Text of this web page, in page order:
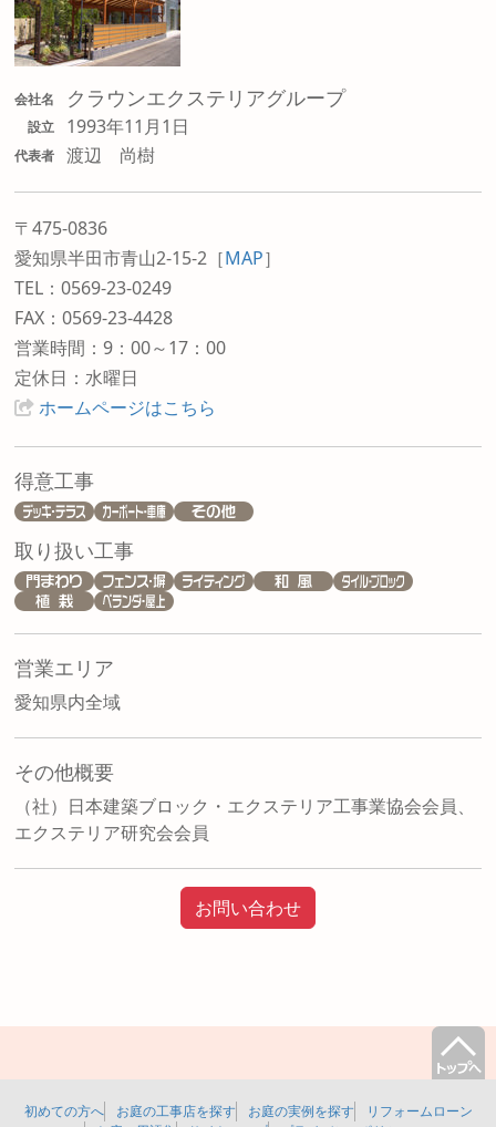
会社名 クラウンエクステリアグループ
設立 1993年11月1日
代表者 渡辺 尚樹
〒475-0836
愛知県半田市青山2-15-2 ［MAP］
TEL：0569-23-0249
FAX：0569-23-4428
営業時間：9：00～17：00
定休日：水曜日
ホームページはこちら
得意工事
取り扱い工事
営業エリア
愛知県内全域
その他概要
（社）日本建築ブロック・エクステリア工事業協会会員、
エクステリア研究会会員
お問い合わせ
初めての方へ お庭の工事店を探す お庭の実例を探す
リフォームローン